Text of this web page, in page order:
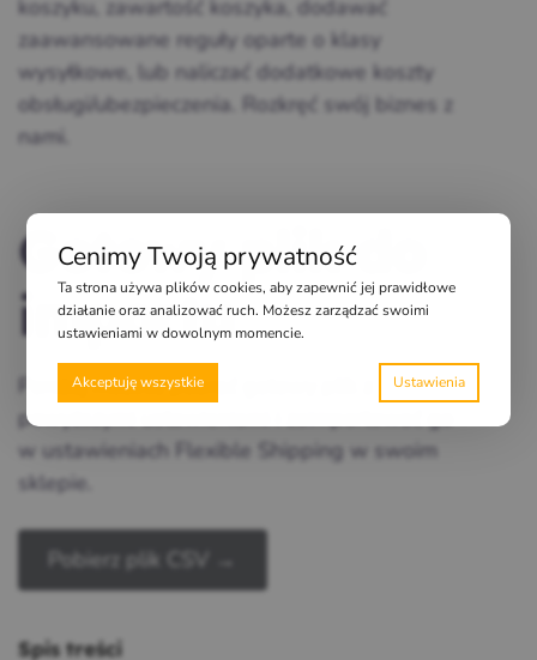
koszyku, zawartość koszyka, dodawać
zaawansowane reguły oparte o klasy
wysyłkowe, lub naliczać dodatkowe koszty
obsługi/ubezpieczenia. Rozkręć swój biznes z
nami.
Gotowy plik do
importu
Poniżej możesz pobrać gotowy plik z
powyższymi ustawieniami i zaimportować go
w ustawieniach Flexible Shipping w swoim
sklepie.
Pobierz plik CSV →
Spis treści
Cenimy Twoją prywatność
Ta strona używa plików cookies, aby zapewnić jej prawidłowe
działanie oraz analizować ruch. Możesz zarządzać swoimi
ustawieniami w dowolnym momencie.
Akceptuję wszystkie